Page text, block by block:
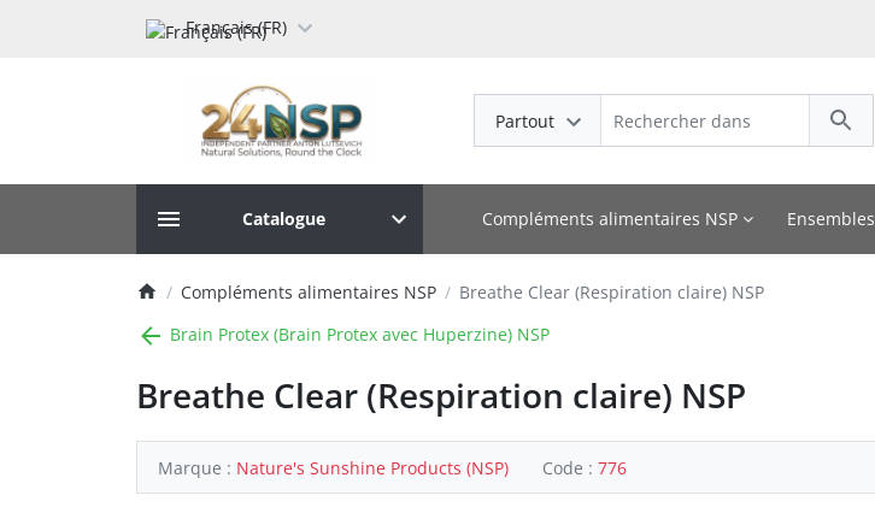
Français (FR)
Partout
Catalogue Compléments alimentaires NSP Ensembles
Compléments alimentaires NSP
Breathe Clear (Respiration claire) NSP
Brain Protex (Brain Protex avec Huperzine) NSP
Breathe Clear (Respiration claire) NSP
Marque : Nature's Sunshine Products (NSP) Code : 776